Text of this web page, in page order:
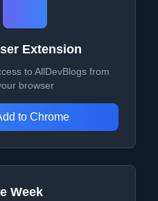
Extension
to AllDevBlogs from
browser
to Chrome
Week